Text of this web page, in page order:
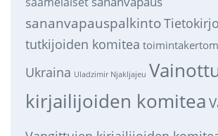
sananvapauspalkinto
tutkijoiden komitea
Ukraina Uladzimir Njakljajeu
kirjailijoiden komitea